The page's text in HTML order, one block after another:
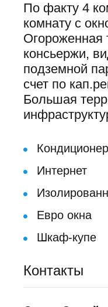
По факту 4
комнату с
Огороженная
консьержи,
подземной
счет по
Большая
Кондиционер
Интернет
Евро окна
Шкаф-купе
Контакты